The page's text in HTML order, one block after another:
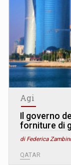
Agi
Il governo
forniture di
di Federica
QATAR